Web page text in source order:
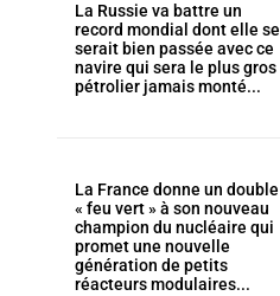
La Russie va battre un
record mondial dont elle se
serait bien passée avec ce
navire qui sera le plus gros
pétrolier jamais monté...
La France donne un double
« feu vert » à son nouveau
champion du nucléaire qui
promet une nouvelle
génération de petits
réacteurs modulaires...